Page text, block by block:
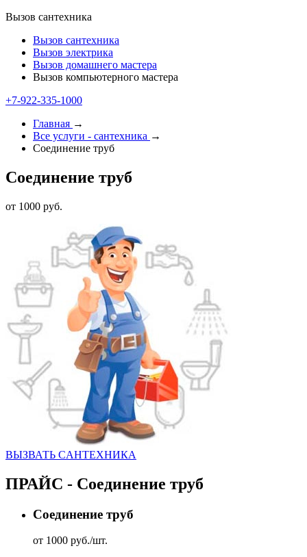
Вызов сантехника
Вызов сантехника
Вызов электрика
Вызов домашнего мастера
Вызов компьютерного мастера
+7-922-335-1000
Главная →
Все услуги - cантехника →
Соединение труб
Соединение труб
от 1000 руб.
ВЫЗВАТЬ CАНТЕХНИКА
ПРАЙС - Соединение труб
Соединение труб
от 1000 руб./шт.